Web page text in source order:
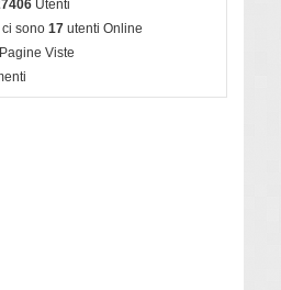
Utenti
sono 17 utenti Online
Pagine Viste